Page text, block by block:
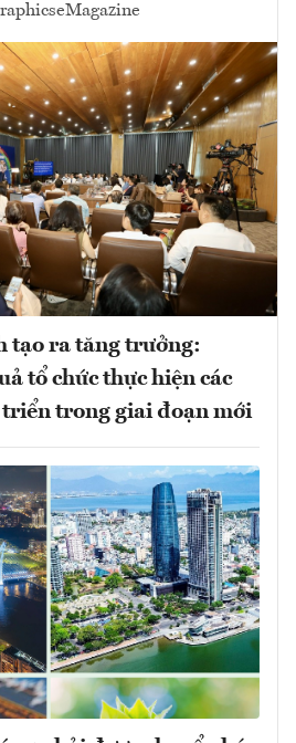
eMagazine
tạo ra tăng trưởng:
tổ chức thực hiện các
trong giai đoạn mới